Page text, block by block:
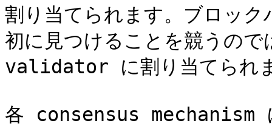
割り当てられます。ブロッ
初に見つけることを競うの
validator に割り当てられ
各 consensus mechanism